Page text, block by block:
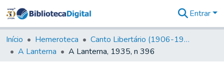
&
Coleções
Tudo na
Entrar
Início Hemeroteca
Canto Libertário (1906-1995)
A Lanterna
A Lanterna, 1935, n 396